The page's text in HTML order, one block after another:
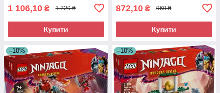
1 106,10 ₴ 1 229 ₴
Купити
872,10 ₴ 969 ₴
Купити
–10% –10%